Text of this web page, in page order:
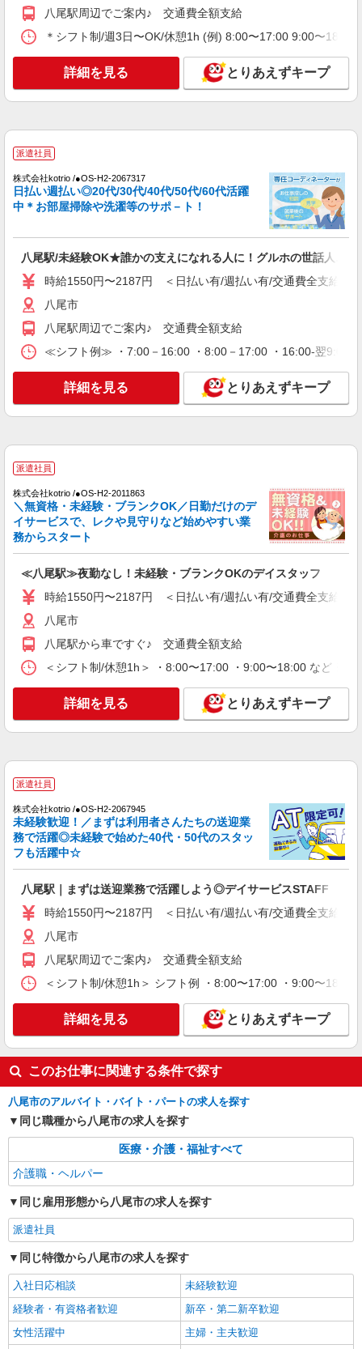
正社員
介護職員（ヘルパー）（介護助手）
月給250,104円 ＜給与補足＞夜勤6回分（ロン
グ2回＋ショート4回:50,504円）含む。※夜勤1回
キープ 詳細を見る
派遣社員
（株）ウィルオブ・ワークCW 天王寺支店/ms270401
大阪府八尾市
キープ 詳細を見る
派遣社員
（株）ウィルオブ・ワークCW 天王寺支店/ms270401
小規模老人ホームstaff
時給1500円 ◆前払い・日払い・週払いOK
派遣社員
（株）ウィルオブ・ワークCW 天王寺支店/ms270401
時給1700円 ◆前払い・日払い・週払いOK
大阪府八尾市近鉄八尾周辺
正社員
グループホーム ソラストいずみ八尾/2780000074-023
介護職員（ヘルパー）（施設兼務）
月給241,200円〜267,200円（経験・能力等に
よる）
キープ 詳細を見る
正社員
グループホーム ソラストいずみ八尾/2780000074-008
月給199,600円
大阪府八尾市泉町1-2 バス停「西郡南口」下車
キープ 詳細を見る
派遣社員
株式会社kotrio /●OS-H2-2093957
＼健康的に働こう／利用者さんと一緒に体操や
時給1550円〜2187円 ＜日払い有/週払い有/交
通費全支給(ガソリン代含む)＞
八尾市
詳細を見る
派遣社員
（株）ウィルオブ・ワークCW 天王寺支店/ms270401
日常生活の見守りスタッフ
大阪府八尾市近鉄八尾周辺
キープ 詳細を見る
八尾駅周辺でご案内♪ 交通費全額支給
＊シフト制/週3日〜OK/休憩1h (例) 8:00〜17:00 9:00〜
詳細を見る とりあえずキープ
派遣社員
株式会社kotrio /●OS-H2-2067317
日払い週払い◎20代/30代/40代/50代/60代活躍
中＊お部屋掃除や洗濯等のサポ－ト！
八尾駅/未経験OK★誰かの支えになれる人に！グルホの世話人♪
時給1550円〜2187円 ＜日払い有/週払い有/交通費全支給(ガ
八尾市
八尾駅周辺でご案内♪ 交通費全額支給
≪シフト例≫ ・7:00－16:00 ・8:00－17:00 ・16:00-翌9:00
詳細を見る とりあえずキープ
派遣社員
株式会社kotrio /●OS-H2-2011863
＼無資格・未経験・ブランクOK／日勤だけのデ
イサービスで、レクや見守りなど始めやすい業
務からスタート
≪八尾駅≫夜勤なし！未経験・ブランクOKのデイスタッフ
時給1550円〜2187円 ＜日払い有/週払い有/交通費全支給(ガ
八尾市
八尾駅から車ですぐ♪ 交通費全額支給
＜シフト制/休憩1h＞ ・8:00〜17:00 ・9:00〜18:00 など ※
詳細を見る とりあえずキープ
派遣社員
株式会社kotrio /●OS-H2-2067945
未経験歓迎！／まずは利用者さんたちの送迎業
務で活躍◎未経験で始めた40代・50代のスタッ
フも活躍中☆
八尾駅｜まずは送迎業務で活躍しよう◎デイサービスSTAFF
時給1550円〜2187円 ＜日払い有/週払い有/交通費全支給(ガ
八尾市
八尾駅周辺でご案内♪ 交通費全額支給
＜シフト制/休憩1h＞ シフト例 ・8:00〜17:00 ・9:00〜
詳細を見る とりあえずキープ
このお仕事に関連する条件で探す
八尾市のアルバイト・バイト・パートの求人を探す
同じ職種から八尾市の求人を探す
医療・介護・福祉すべて
介護職・ヘルパー
同じ雇用形態から八尾市の求人を探す
派遣社員
同じ特徴から八尾市の求人を探す
入社日応相談
未経験歓迎
経験者・有資格者歓迎
新卒・第二新卒歓迎
女性活躍中
主婦・主夫歓迎